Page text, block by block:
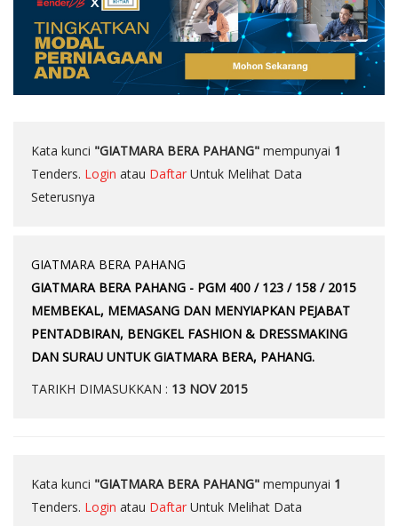
Kata kunci "GIATMARA BERA PAHANG" mempunyai 1
Tenders. Login atau Daftar Untuk Melihat Data
Seterusnya
GIATMARA BERA PAHANG
GIATMARA BERA PAHANG - PGM 400 / 123 / 158 / 2015
MEMBEKAL, MEMASANG DAN MENYIAPKAN PEJABAT
PENTADBIRAN, BENGKEL FASHION & DRESSMAKING
DAN SURAU UNTUK GIATMARA BERA, PAHANG.
TARIKH DIMASUKKAN : 13 NOV 2015
Kata kunci "GIATMARA BERA PAHANG" mempunyai 1
Tenders. Login atau Daftar Untuk Melihat Data